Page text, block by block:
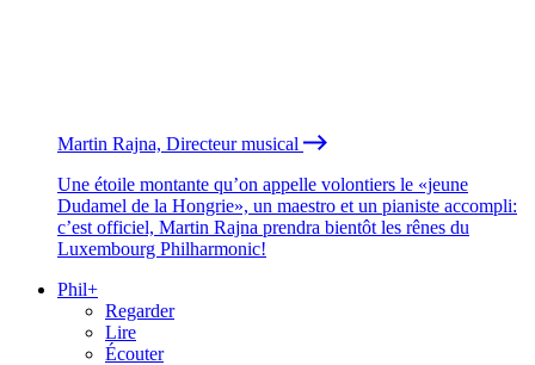
Martin Rajna, Directeur musical
Une étoile montante qu’on appelle volontiers le «jeune
Dudamel de la Hongrie», un maestro et un pianiste accompli:
c’est officiel, Martin Rajna prendra bientôt les rênes du
Luxembourg Philharmonic!
Phil+
Regarder
Lire
Écouter